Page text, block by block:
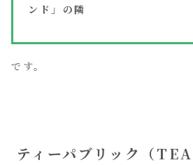
ンド」の隣
です。
ティーパブリック（